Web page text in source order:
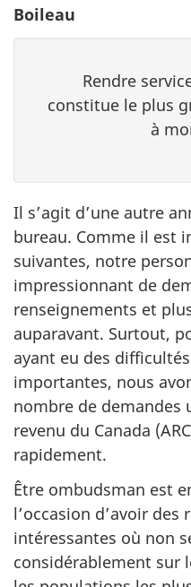
Boileau
Rendre
constitue le plus
à
Il s’agit d’une autre
bureau. Comme il est
suivantes, notre
impressionnant de
renseignements et
auparavant. Surtout,
ayant eu des
importantes, nous
nombre de demandes
revenu du Canada
rapidement.
Être ombudsman est
l’occasion d’avoir des
intéressantes où non
considérablement sur